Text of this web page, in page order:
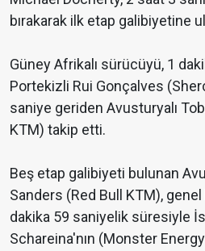
bırakarak ilk etap galibiyetine
Güney Afrikalı sürücüyü, 1
Portekizli Rui Gonçalves
saniye geriden Avusturyalı
KTM) takip etti.
Beş etap galibiyeti bulunan
Sanders (Red Bull KTM),
dakika 59 saniyelik süresiyle
Schareina'nın (Monster